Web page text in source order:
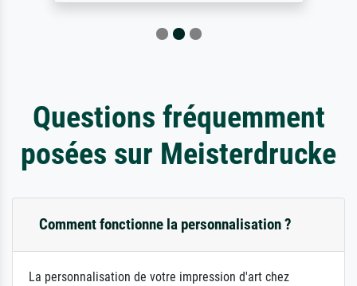
Questions fréquemment
posées sur Meisterdrucke
Comment fonctionne la personnalisation ?
La personnalisation de votre impression d'art chez